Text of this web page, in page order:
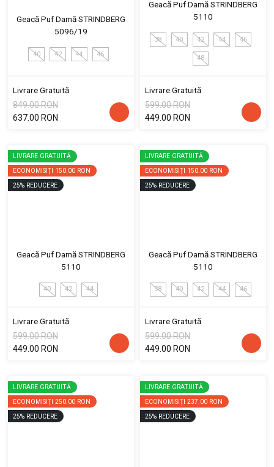
Geacă Puf Damă STRINDBERG
5096/19
40 42 44 46
Livrare Gratuită
849.00 RON
637.00 RON
Geacă Puf Damă STRINDBERG
5110
38 40 42 44 46
48
Livrare Gratuită
599.00 RON
449.00 RON
LIVRARE GRATUITĂ
ECONOMISIȚI 150.00 RON
25% REDUCERE
Geacă Puf Damă STRINDBERG
5110
40 42 44
Livrare Gratuită
599.00 RON
449.00 RON
LIVRARE GRATUITĂ
ECONOMISIȚI 150.00 RON
25% REDUCERE
Geacă Puf Damă STRINDBERG
5110
38 40 42 44 46
Livrare Gratuită
599.00 RON
449.00 RON
LIVRARE GRATUITĂ
ECONOMISIȚI 250.00 RON
25% REDUCERE
LIVRARE GRATUITĂ
ECONOMISIȚI 237.00 RON
25% REDUCERE